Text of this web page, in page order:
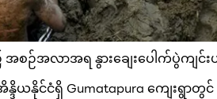
စဉ်အလာအရ နွားချေးပေါက်ပွဲကျင်း
ယနိုင်ငံရှိ Gumatapura ကျေးရွာ